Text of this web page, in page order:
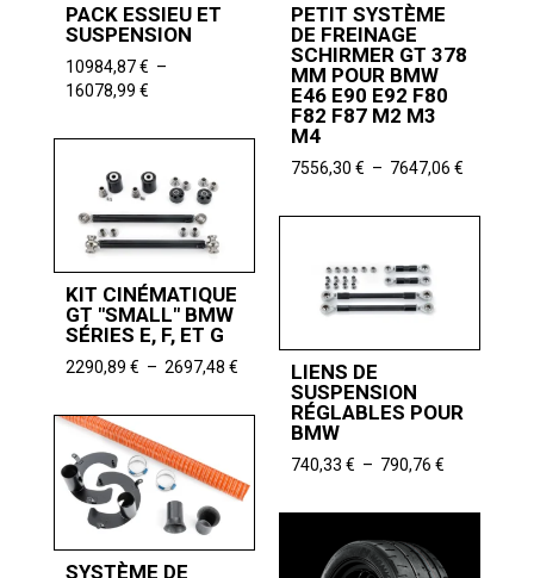
PACK ESSIEU ET
SUSPENSION
10984,87€ –
16078,99 €Plage
prix :
à
16078,99 €
PETIT SYSTÈME
DE FREINAGE
SCHIRMER GT 378
MM POUR BMW
E46 E90 E92 F80
F82 F87 M2 M3
M4
7556,30 € – 7647,06 €Plage
prix :
KIT CINÉMATIQUE
GT "SMALL" BMW
SÉRIES E, F, ET G
2290,89 € – 2697,48 €Plage
prix :
2290,89 €
2697,48 €
LIENS DE
SUSPENSION
RÉGLABLES POUR
BMW
740,33 € – 790,76 €Plage
prix :
SYSTÈME DE